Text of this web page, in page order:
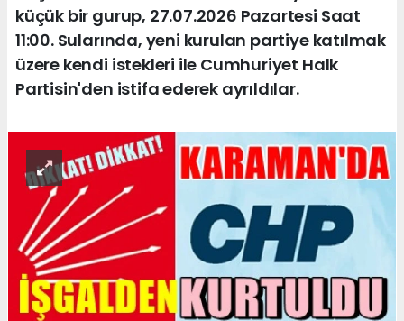
küçük bir gurup, 27.07.2026 Pazartesi Saat
11:00. Sularında, yeni kurulan partiye katılmak
üzere kendi istekleri ile Cumhuriyet Halk
Partisin'den istifa ederek ayrıldılar.